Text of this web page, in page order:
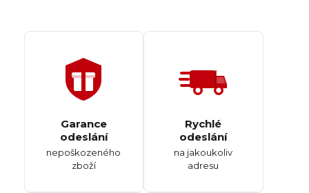
Garance
odeslání
nepoškozeného
zboží
Rychlé
odeslání
na jakoukoliv
adresu